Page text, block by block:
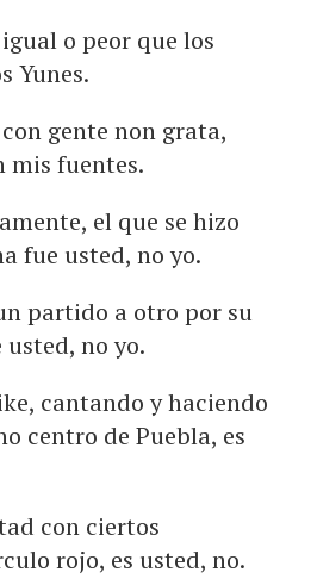
o peor que los
Yunes.
gente non grata,
mis fuentes.
el que se hizo
fue usted, no yo.
partido a otro por su
no yo.
cantando y haciendo
centro de Puebla, es
con ciertos
rojo, es usted, no.